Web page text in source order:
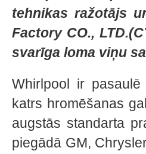
tehnikas ražotājs
Factory CO.,
svarīga loma viņu
Whirlpool ir
katrs hromēšanas
augstās standarta
piegādā GM,